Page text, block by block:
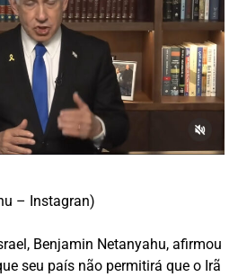
– Instagran)
Benjamin Netanyahu, afirmou
seu país não permitirá que o Irã